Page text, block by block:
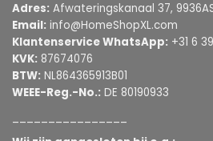
Adres: Afwateringskanaal 37,
Email: info@HomeShopXL.com
Klantenservice WhatsApp: +31 6
KVK: 87674076
BTW: NL864365913B01
WEEE-Reg.-No.: DE 80190933